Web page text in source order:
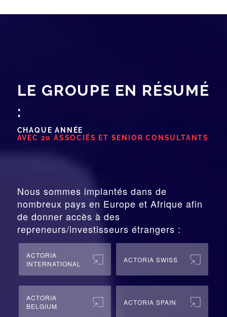
LE GROUPE EN RÉSUMÉ
:
CHAQUE ANNÉE
AVEC 20 ASSOCIÉS ET SENIOR CONSULTANTS
Nous sommes implantés dans de
nombreux pays en Europe et Afrique afin
de donner accès à des
repreneurs/investisseurs étrangers :
ACTORIA
INTERNATIONAL
ACTORIA SWISS
ACTORIA
BELGIUM
ACTORIA SPAIN